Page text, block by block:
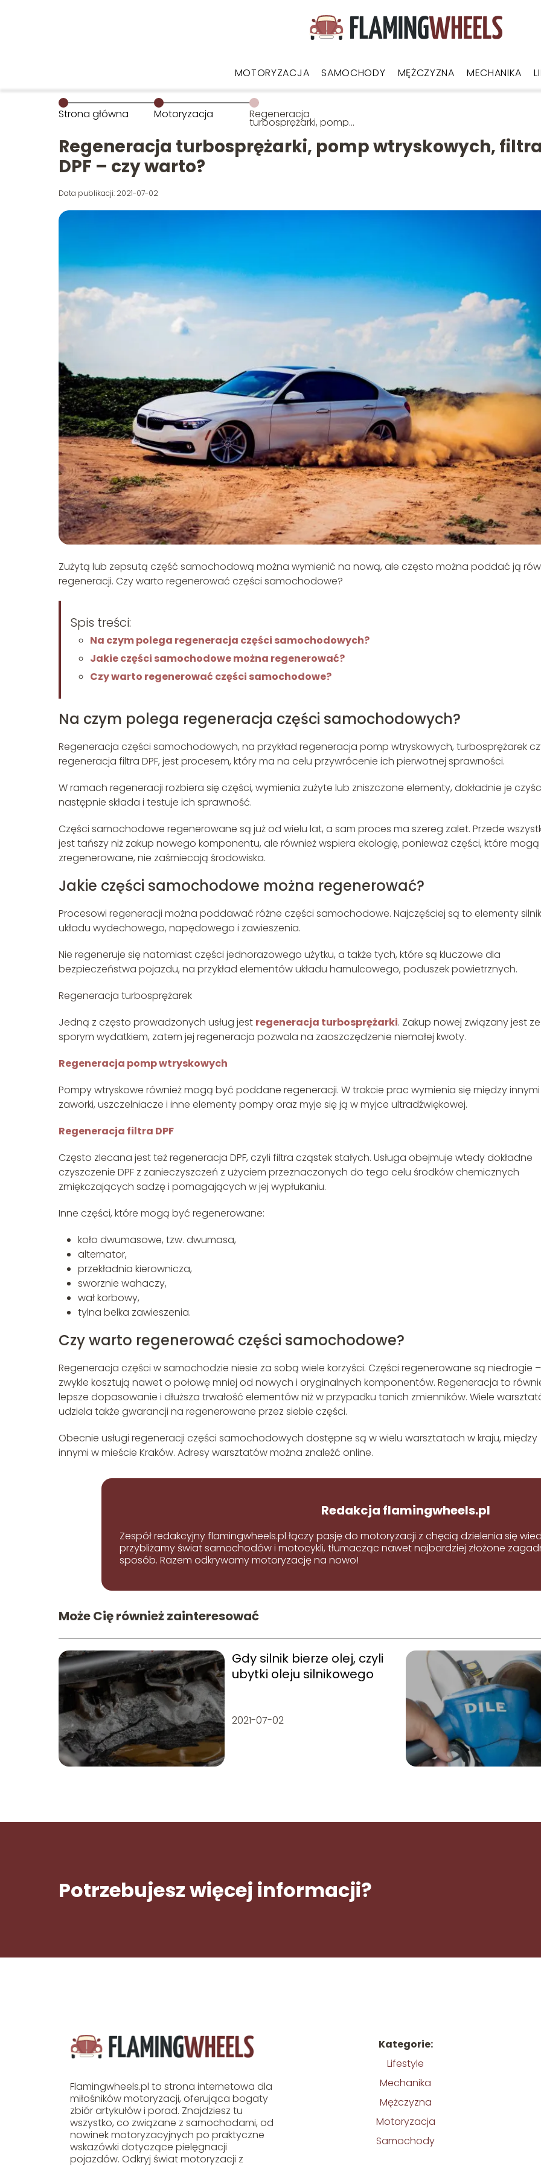
MOTORYZACJA SAMOCHODY MĘŻCZYZNA MECHANIKA
Strona główna Motoryzacja Regeneracja
turbosprężarki, pomp
wtryskowych, filtra DPF –
czy warto?
Regeneracja turbosprężarki, pomp wtryskowych, filtra
DPF – czy warto?
Data publikacji: 2021-07-02
Zużytą lub zepsutą część samochodową można wymienić na nową, ale często można poddać ją
regeneracji. Czy warto regenerować części samochodowe?
Spis treści:
Na czym polega regeneracja części samochodowych?
Jakie części samochodowe można regenerować?
Czy warto regenerować części samochodowe?
Na czym polega regeneracja części samochodowych?
Regeneracja części samochodowych, na przykład regeneracja pomp wtryskowych, turbosprężarek
regeneracja filtra DPF, jest procesem, który ma na celu przywrócenie ich pierwotnej sprawności.
W ramach regeneracji rozbiera się części, wymienia zużyte lub zniszczone elementy, dokładnie je
następnie składa i testuje ich sprawność.
Części samochodowe regenerowane są już od wielu lat, a sam proces ma szereg zalet. Przede
jest tańszy niż zakup nowego komponentu, ale również wspiera ekologię, ponieważ części, które
zregenerowane, nie zaśmiecają środowiska.
Jakie części samochodowe można regenerować?
Procesowi regeneracji można poddawać różne części samochodowe. Najczęściej są to elementy
układu wydechowego, napędowego i zawieszenia.
Nie regeneruje się natomiast części jednorazowego użytku, a także tych, które są kluczowe dla
bezpieczeństwa pojazdu, na przykład elementów układu hamulcowego, poduszek powietrznych.
Regeneracja turbosprężarek
Jedną z często prowadzonych usług jest regeneracja turbosprężarki. Zakup nowej związany jest ze
sporym wydatkiem, zatem jej regeneracja pozwala na zaoszczędzenie niemałej kwoty.
Regeneracja pomp wtryskowych
Pompy wtryskowe również mogą być poddane regeneracji. W trakcie prac wymienia się między innymi
zaworki, uszczelniacze i inne elementy pompy oraz myje się ją w myjce ultradźwiękowej.
Regeneracja filtra DPF
Często zlecana jest też regeneracja DPF, czyli filtra cząstek stałych. Usługa obejmuje wtedy dokładne
czyszczenie DPF z zanieczyszczeń z użyciem przeznaczonych do tego celu środków chemicznych
zmiękczających sadzę i pomagających w jej wypłukaniu.
Inne części, które mogą być regenerowane:
koło dwumasowe, tzw. dwumasa,
alternator,
przekładnia kierownicza,
sworznie wahaczy,
wał korbowy,
tylna belka zawieszenia.
Czy warto regenerować części samochodowe?
Regeneracja części w samochodzie niesie za sobą wiele korzyści. Części regenerowane są niedrogie –
zwykle kosztują nawet o połowę mniej od nowych i oryginalnych komponentów. Regeneracja to
lepsze dopasowanie i dłuższa trwałość elementów niż w przypadku tanich zmienników. Wiele
udziela także gwarancji na regenerowane przez siebie części.
Obecnie usługi regeneracji części samochodowych dostępne są w wielu warsztatach w kraju, między
innymi w mieście Kraków. Adresy warsztatów można znaleźć online.
Redakcja flamingwheels.pl
Zespół redakcyjny flamingwheels.pl łączy pasję do motoryzacji z chęcią dzielenia się
przybliżamy świat samochodów i motocykli, tłumacząc nawet najbardziej złożone
sposób. Razem odkrywamy motoryzację na nowo!
Może Cię również zainteresować
Gdy silnik bierze olej, czyli
ubytki oleju silnikowego
2021-07-02
Potrzebujesz więcej informacji?
Flamingwheels.pl to strona internetowa dla
miłośników motoryzacji, oferująca bogaty
zbiór artykułów i porad. Znajdziesz tu
wszystko, co związane z samochodami, od
nowinek motoryzacyjnych po praktyczne
wskazówki dotyczące pielęgnacji
pojazdów. Odkryj świat motoryzacji z
Kategorie:
Lifestyle
Mechanika
Mężczyzna
Motoryzacja
Samochody